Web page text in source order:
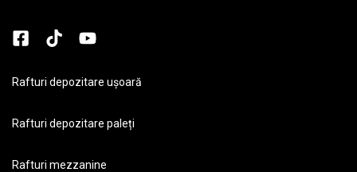
Rafturi depozitare ușoară
Rafturi depozitare paleți
Rafturi mezzanine